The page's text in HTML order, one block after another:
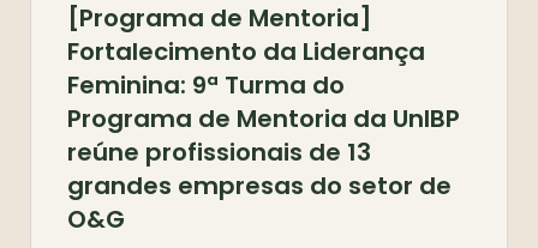
[Programa de Mentoria]
Fortalecimento da Liderança
Feminina: 9ª Turma do
Programa de Mentoria da UnIBP
reúne profissionais de 13
grandes empresas do setor de
O&G